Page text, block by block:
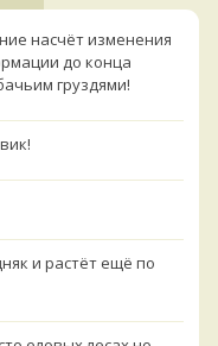
насчёт изменения
до конца
груздями!
и растёт ещё по